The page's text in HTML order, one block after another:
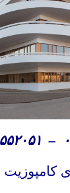
–
کامپوزیت